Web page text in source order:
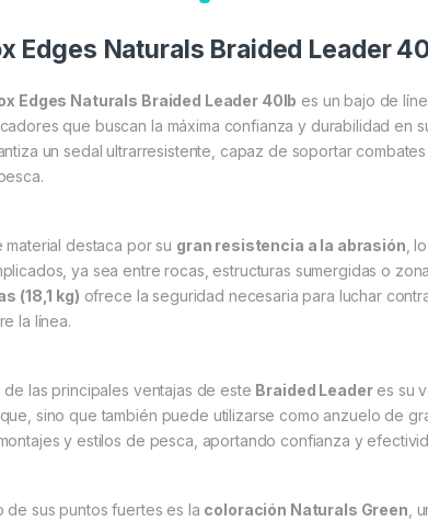
Edges Naturals Braided Leader
Edges Naturals Braided Leader 40lb es un bajo de
que buscan la máxima confianza y durabilidad en
un sedal ultrarresistente, capaz de soportar
material destaca por su gran resistencia a la abrasión ,
ya sea entre rocas, estructuras sumergidas o
(18,1 kg) ofrece la seguridad necesaria para luchar
la línea.
de las principales ventajas de este Braided Leaderes su
sino que también puede utilizarse como anzuelo de
y estilos de pesca, aportando confianza y
de sus puntos fuertes es la coloración Naturals Green ,